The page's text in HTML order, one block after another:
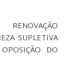
SUPLETIVA
DO